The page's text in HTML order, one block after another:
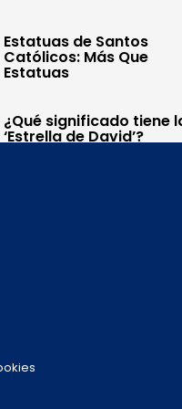
Estatuas de Santos
Católicos: Más Que
Estatuas
¿Qué significado tiene
‘Estrella de David’?